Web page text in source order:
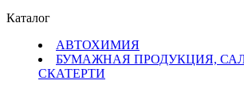
Каталог
АВТОХИМИЯ
БУМАЖНАЯ ПРОДУКЦИЯ,
СКАТЕРТИ